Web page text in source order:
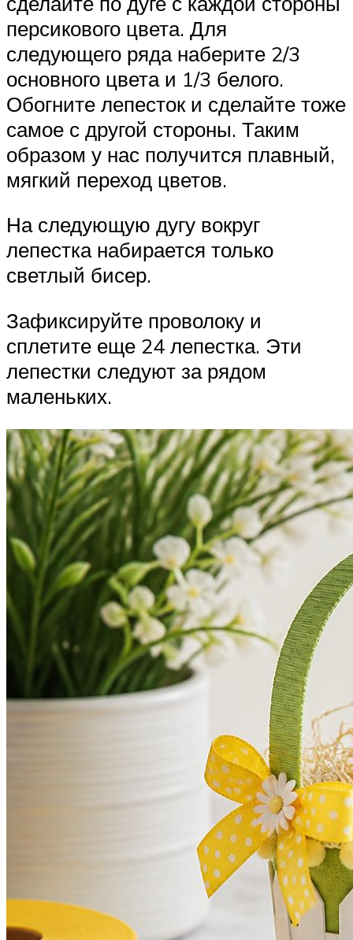
персикового цвета. Для
следующего ряда наберите 2/3
основного цвета и 1/3 белого.
Обогните лепесток и сделайте тоже
самое с другой стороны. Таким
образом у нас получится плавный,
мягкий переход цветов.
На следующую дугу вокруг
лепестка набирается только
светлый бисер.
Зафиксируйте проволоку и
сплетите еще 24 лепестка. Эти
лепестки следуют за рядом
маленьких.